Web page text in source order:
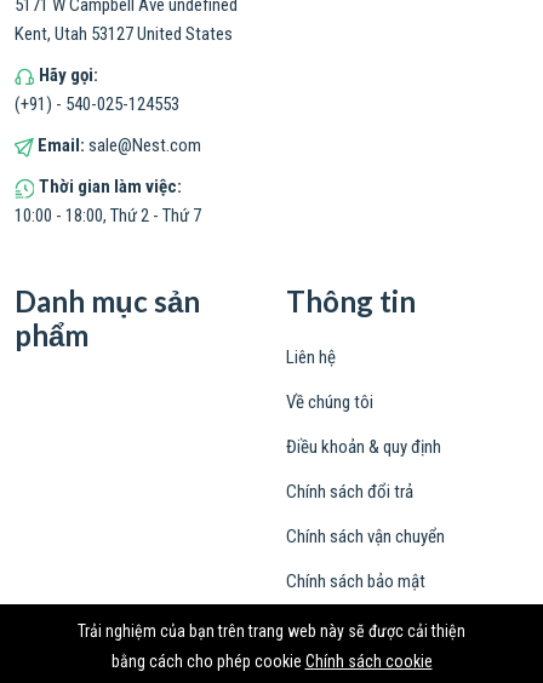
5171 W Campbell Ave undefined
Kent, Utah 53127 United States
Hãy gọi:
(+91) - 540-025-124553
Email: sale@Nest.com
Thời gian làm việc:
10:00 - 18:00, Thứ 2 - Thứ 7
Danh mục sản
phẩm
Thông tin
Liên hệ
Về chúng tôi
Điều khoản & quy định
Chính sách đổi trả
Chính sách vận chuyển
Chính sách bảo mật
Trải nghiệm của bạn trên trang web này sẽ được cải thiện
bằng cách cho phép cookie Chính sách cookie